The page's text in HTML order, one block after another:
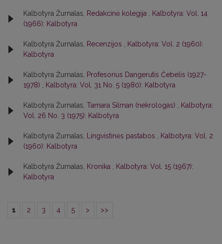
Kalbotyra Žurnalas, Redakcinė kolegija
Kalbotyra: Vol. 14
(1966): Kalbotyra
Kalbotyra Žurnalas, Recenzijos
Kalbotyra: Vol. 2 (1960):
Kalbotyra
Kalbotyra Žurnalas,
Profesorius Dangerutis Čebelis (1927-
1978)
Kalbotyra: Vol. 31 No. 5 (1980): Kalbotyra
Kalbotyra Žurnalas, Tamara Silman (nekrologas)
Kalbotyra:
Vol. 26 No. 3 (1975): Kalbotyra
Kalbotyra Žurnalas, Lingvistinės pastabos
Kalbotyra: Vol. 2
(1960): Kalbotyra
Kalbotyra Žurnalas, Kronika
Kalbotyra: Vol. 15 (1967):
Kalbotyra
1 2 3 4 5 > >>